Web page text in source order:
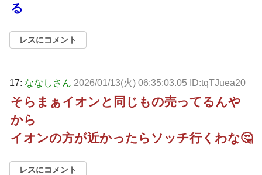
る
レスにコメント
17: ななしさん 2026/01/13(火) 06:35:03.05 ID:tqTJuea20
そらまぁイオンと同じもの売ってるんや
から
イオンの方が近かったらソッチ行くわな🤔
レスにコメント